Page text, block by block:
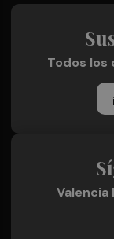
Todos los
Valencia